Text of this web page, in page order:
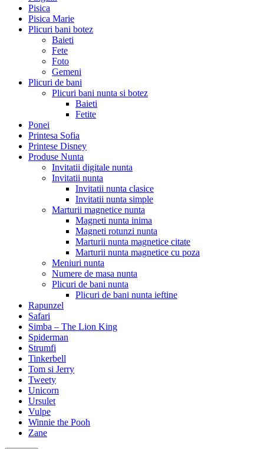
Pisica
Pisica Marie
Plicuri bani botez
Baieti
Fete
Foto
Gemeni
Plicuri de bani
Plicuri bani nunta si botez
Baieti
Fetite
Ponei
Printesa Sofia
Printese Disney
Produse Nunta
Invitatii digitale nunta
Invitatii nunta
Invitatii nunta clasice
Invitatii nunta simple
Marturii magnetice nunta
Magneti nunta inima
Magneti rotunzi nunta
Marturii nunta magnetice citate
Marturii nunta magnetice cu poza
Meniuri nunta
Numere de masa nunta
Plicuri de bani nunta
Plicuri de bani nunta ieftine
Rapunzel
Safari
Simba – The Lion King
Spiderman
Strumfi
Tinkerbell
Tom si Jerry
Tweety
Unicorn
Ursulet
Vulpe
Winnie the Pooh
Zane